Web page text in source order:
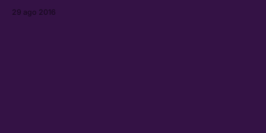
sensibilizzazione (e senza .org).
29 ago 2016